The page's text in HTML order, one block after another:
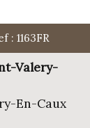
: 1163FR
Valery-
En-Caux